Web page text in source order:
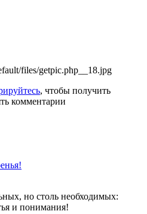
, чтобы получить
комментарии
но столь необходимых:
и понимания!